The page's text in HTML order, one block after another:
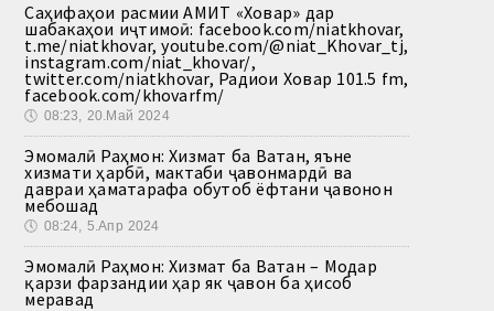
Саҳифаҳои расмии АМИТ «Ховар» дар
шабакаҳои иҷтимоӣ: facebook.com/niatkhovar,
t.me/niatkhovar, youtube.com/@niat_Khovar_tj,
instagram.com/niat_khovar/,
twitter.com/niatkhovar, Радиои Ховар 101.5 fm,
facebook.com/khovarfm/
🕔 08:23, 20.Май 2024
Эмомалӣ Раҳмон: Хизмат ба Ватан, яъне
хизмати ҳарбӣ, мактаби ҷавонмардӣ ва
давраи ҳаматарафа обутоб ёфтани ҷавонон
мебошад
🕔 08:24, 5.Апр 2024
Эмомалӣ Раҳмон: Хизмат ба Ватан – Модар
қарзи фарзандии ҳар як ҷавон ба ҳисоб
меравад